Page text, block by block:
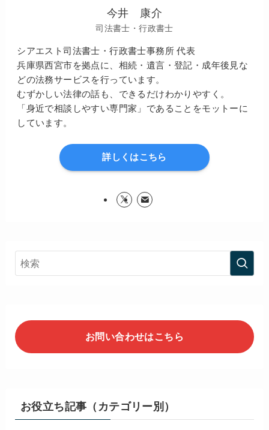
今井 康介
司法書士・行政書士
シアエスト司法書士・行政書士事務所 代表
兵庫県西宮市を拠点に、相続・遺言・登記・成年後見な
どの法務サービスを行っています。
むずかしい法律の話も、できるだけわかりやすく。
「身近で相談しやすい専門家」であることをモットーに
しています。
詳しくはこちら
お問い合わせはこちら
お役立ち記事（カテゴリー別）